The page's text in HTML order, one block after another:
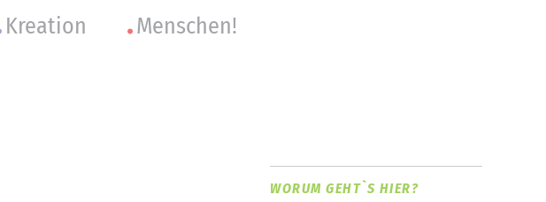
Kreation Menschen!
WORUM GEHT`S HIER?